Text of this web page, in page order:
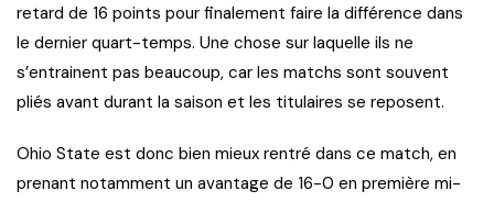
retard de 16 points pour finalement faire la différence dans
le dernier quart-temps. Une chose sur laquelle ils ne
s’entrainent pas beaucoup, car les matchs sont souvent
pliés avant durant la saison et les titulaires se reposent.
Ohio State est donc bien mieux rentré dans ce match, en
prenant notamment un avantage de 16-0 en première mi-